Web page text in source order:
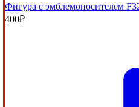
Фигура с эмблемоносителем
400₽